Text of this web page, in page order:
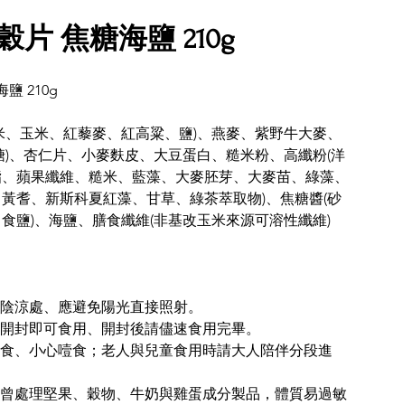
片 焦糖海鹽 210g
鹽 210g
玉米、紅藜麥、紅高粱、鹽)、燕麥、紫野牛大麥、
、杏仁片、小麥麩皮、大豆蛋白、糙米粉、高纖粉(洋
蘋果纖維、糙米、藍藻、大麥胚芽、大麥苗、綠藻、
耆、新斯科夏紅藻、甘草、綠茶萃取物)、焦糖醬(砂
鹽)、海鹽、膳食纖維(非基改玉米來源可溶性纖維)
涼處、應避免陽光直接照射。
封即可食用、開封後請儘速食用完畢。
、小心噎食；老人與兒童食用時請大人陪伴分段進
處理堅果、穀物、牛奶與雞蛋成分製品，體質易過敏